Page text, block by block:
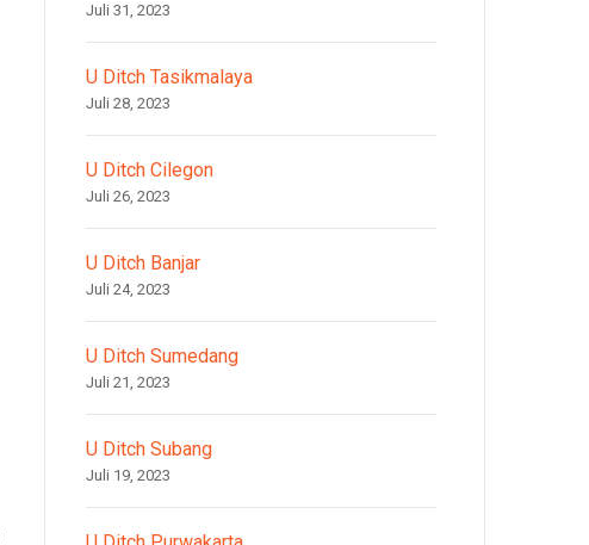
Juli 31, 2023
U Ditch Tasikmalaya
Juli 28, 2023
U Ditch Cilegon
Juli 26, 2023
U Ditch Banjar
Juli 24, 2023
U Ditch Sumedang
Juli 21, 2023
U Ditch Subang
Juli 19, 2023